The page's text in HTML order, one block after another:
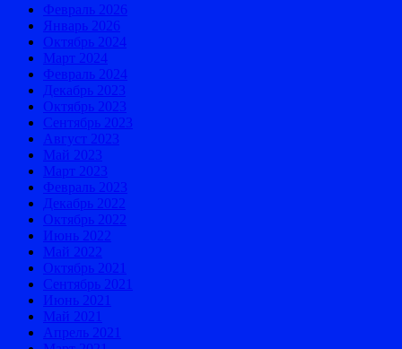
Февраль 2026
Январь 2026
Октябрь 2024
Март 2024
Февраль 2024
Декабрь 2023
Октябрь 2023
Сентябрь 2023
Август 2023
Май 2023
Март 2023
Февраль 2023
Декабрь 2022
Октябрь 2022
Июнь 2022
Май 2022
Октябрь 2021
Сентябрь 2021
Июнь 2021
Май 2021
Апрель 2021